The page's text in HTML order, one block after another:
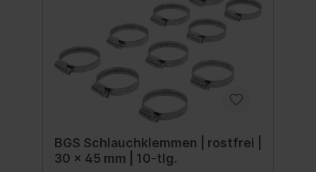
BGS Schlauchklemmen | rostfrei |
30 x 45 mm | 10-tlg.